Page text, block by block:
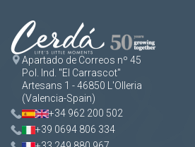
Apartado de Correos nº 45
Pol. Ind. "El Carrascot"
Artesans 1 - 46850 L'Olleria
(Valencia-Spain)
+34 962 200 502
+39 0694 806 334